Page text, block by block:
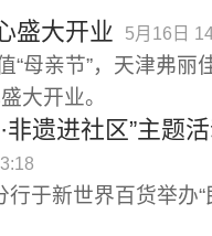
盛大开业 5月16日
“母亲节”，天津弗丽
大开业。
非遗进社区”主题
于新世界百货举办“